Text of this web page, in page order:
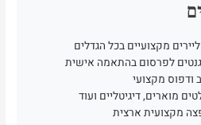
מקצועיים בכל הגדלים
לפרסום בהתאמה אישית
ודפוס מקצועי
מוארים, דיגיטליים ועוד
מקצועית ארצית